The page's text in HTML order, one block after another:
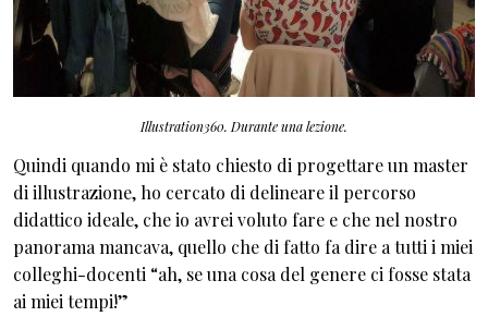
Illustration360. Durante una lezione.
Quindi quando mi è stato chiesto di progettare un master
di illustrazione, ho cercato di delineare il percorso
didattico ideale, che io avrei voluto fare e che nel nostro
panorama mancava, quello che di fatto fa dire a tutti i miei
colleghi-docenti “ah, se una cosa del genere ci fosse stata
ai miei tempi!”